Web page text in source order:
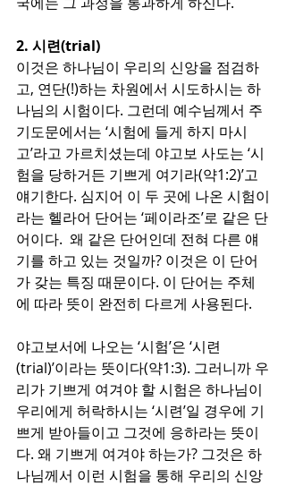
2. 시련(trial)
이것은 하나님이 우리의 신앙을 점검하
고, 연단(!)하는 차원에서 시도하시는 하
나님의 시험이다. 그런데 예수님께서 주
기도문에서는 ‘시험에 들게 하지 마시
고’라고 가르치셨는데 야고보 사도는 ‘시
험을 당하거든 기쁘게 여기라(약1:2)’고
얘기한다. 심지어 이 두 곳에 나온 시험이
라는 헬라어 단어는 ‘페이라조’로 같은 단
어이다.  왜 같은 단어인데 전혀 다른 얘
기를 하고 있는 것일까? 이것은 이 단어
가 갖는 특징 때문이다. 이 단어는 주체
에 따라 뜻이 완전히 다르게 사용된다.
야고보서에 나오는 ‘시험’은 ‘시련
(trial)’이라는 뜻이다(약1:3). 그러니까 우
리가 기쁘게 여겨야 할 시험은 하나님이
우리에게 허락하시는 ‘시련’일 경우에 기
쁘게 받아들이고 그것에 응하라는 뜻이
다. 왜 기쁘게 여겨야 하는가? 그것은 하
나님께서 이런 시험을 통해 우리의 신앙